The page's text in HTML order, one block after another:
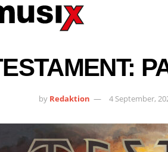
by Redaktion 4 September,